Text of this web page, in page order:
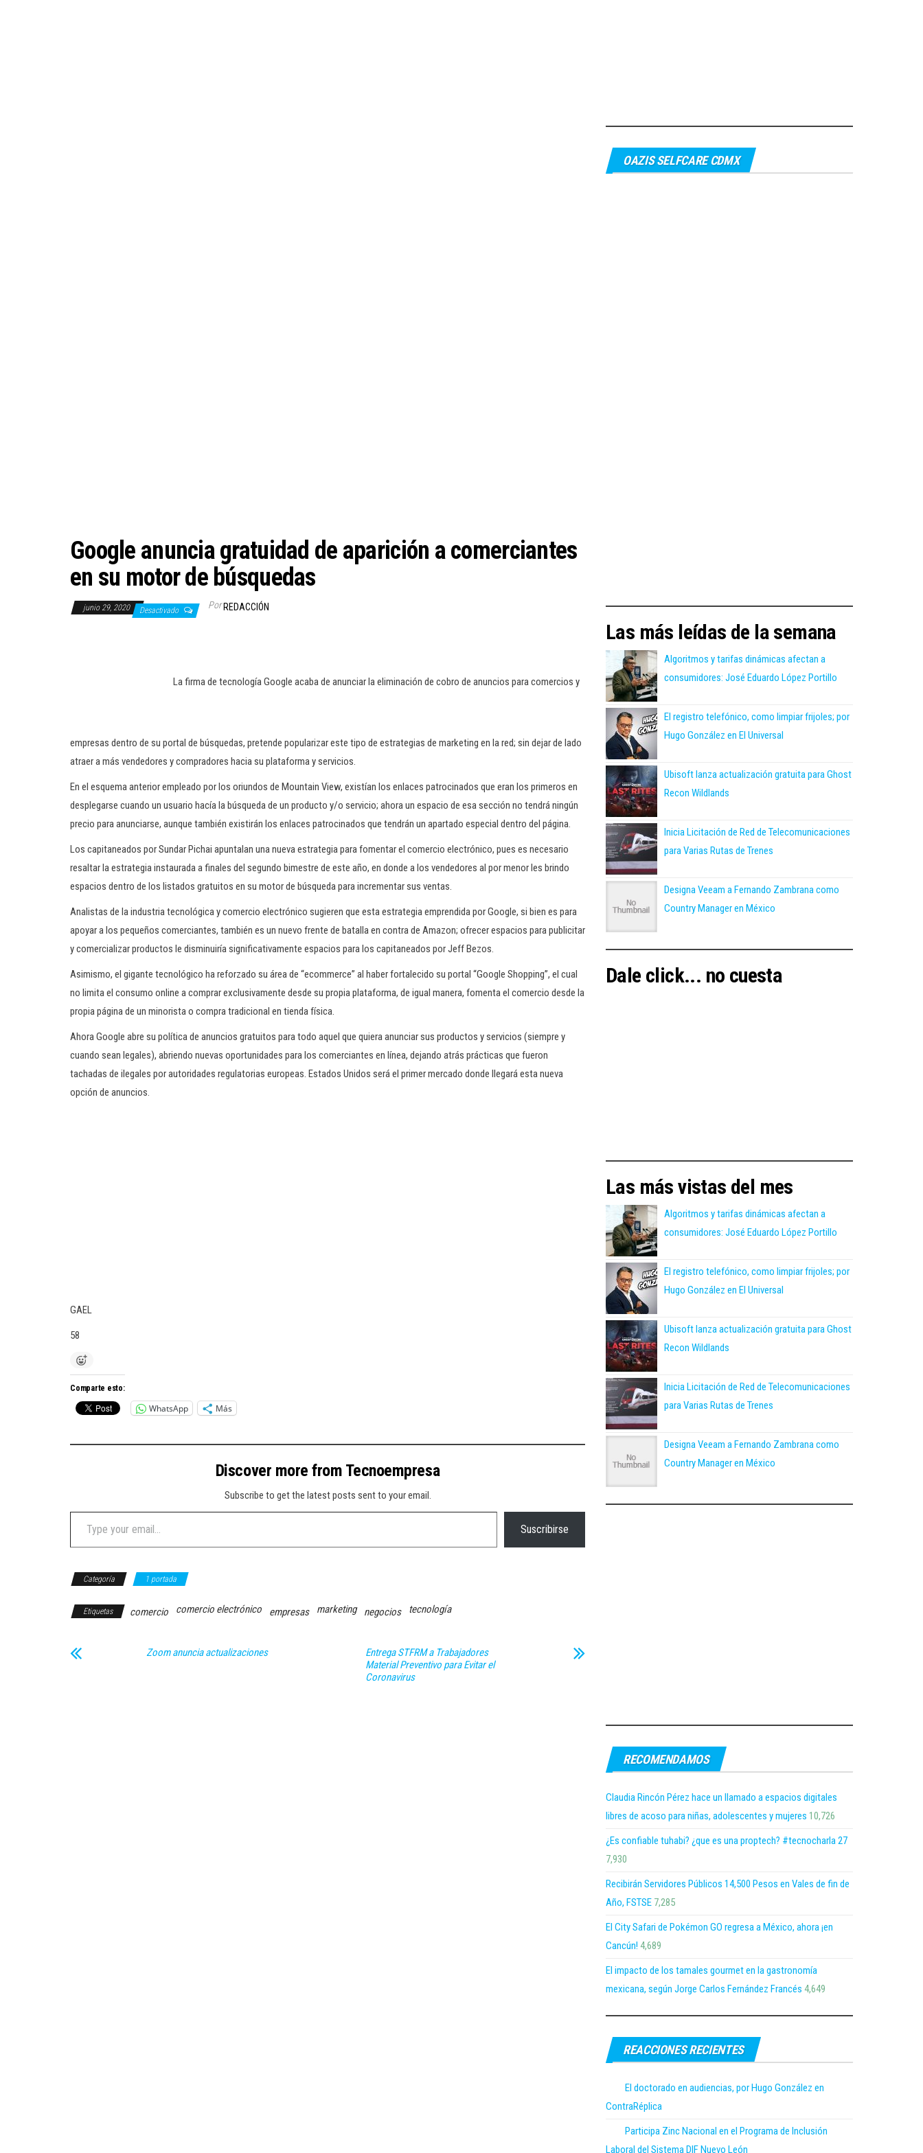
Google anuncia gratuidad de aparición a comerciantes
en su motor de búsquedas
junio 29, 2020 Desactivado Por REDACCIÓN
La firma de tecnología Google acaba de anunciar la eliminación de cobro de anuncios para comercios y
empresas dentro de su portal de búsquedas, pretende popularizar este tipo de estrategias de marketing en la red; sin dejar de lado
atraer a más vendedores y compradores hacia su plataforma y servicios.
En el esquema anterior empleado por los oriundos de Mountain View, existían los enlaces patrocinados que eran los primeros en
desplegarse cuando un usuario hacía la búsqueda de un producto y/o servicio; ahora un espacio de esa sección no tendrá ningún
precio para anunciarse, aunque también existirán los enlaces patrocinados que tendrán un apartado especial dentro del página.
Los capitaneados por Sundar Pichai apuntalan una nueva estrategia para fomentar el comercio electrónico, pues es necesario
resaltar la estrategia instaurada a finales del segundo bimestre de este año, en donde a los vendedores al por menor les brindo
espacios dentro de los listados gratuitos en su motor de búsqueda para incrementar sus ventas.
Analistas de la industria tecnológica y comercio electrónico sugieren que esta estrategia emprendida por Google, si bien es para
apoyar a los pequeños comerciantes, también es un nuevo frente de batalla en contra de Amazon; ofrecer espacios para publicitar
y comercializar productos le disminuiría significativamente espacios para los capitaneados por Jeff Bezos.
Asimismo, el gigante tecnológico ha reforzado su área de “ecommerce” al haber fortalecido su portal “Google Shopping”, el cual
no limita el consumo online a comprar exclusivamente desde su propia plataforma, de igual manera, fomenta el comercio desde la
propia página de un minorista o compra tradicional en tienda física.
Ahora Google abre su política de anuncios gratuitos para todo aquel que quiera anunciar sus productos y servicios (siempre y
cuando sean legales), abriendo nuevas oportunidades para los comerciantes en línea, dejando atrás prácticas que fueron
tachadas de ilegales por autoridades regulatorias europeas. Estados Unidos será el primer mercado donde llegará esta nueva
opción de anuncios.
GAEL
58
Comparte esto:
WhatsApp Más
Discover more from Tecnoempresa
Subscribe to get the latest posts sent to your email.
Type your email…
Suscribirse
Categoría 1 portada
Etiquetas comercio comercio electrónico empresas marketing negocios tecnología
Zoom anuncia actualizaciones
Entrega STFRM a Trabajadores
Material Preventivo para Evitar el
Coronavirus
OAZIS SELFCARE CDMX
Las más leídas de la semana
Algoritmos y tarifas dinámicas afectan a
consumidores: José Eduardo López Portillo
El registro telefónico, como limpiar frijoles; por
Hugo González en El Universal
Ubisoft lanza actualización gratuita para Ghost
Recon Wildlands
Inicia Licitación de Red de Telecomunicaciones
para Varias Rutas de Trenes
Designa Veeam a Fernando Zambrana como
Country Manager en México
Dale click... no cuesta
Las más vistas del mes
Algoritmos y tarifas dinámicas afectan a
consumidores: José Eduardo López Portillo
El registro telefónico, como limpiar frijoles; por
Hugo González en El Universal
Ubisoft lanza actualización gratuita para Ghost
Recon Wildlands
Inicia Licitación de Red de Telecomunicaciones
para Varias Rutas de Trenes
Designa Veeam a Fernando Zambrana como
Country Manager en México
RECOMENDAMOS
Claudia Rincón Pérez hace un llamado a espacios digitales
libres de acoso para niñas, adolescentes y mujeres 10,726
¿Es confiable tuhabi? ¿que es una proptech? #tecnocharla 27
7,930
Recibirán Servidores Públicos 14,500 Pesos en Vales de fin de
Año, FSTSE 7,285
El City Safari de Pokémon GO regresa a México, ahora ¡en
Cancún! 4,689
El impacto de los tamales gourmet en la gastronomía
mexicana, según Jorge Carlos Fernández Francés 4,649
REACCIONES RECIENTES
El doctorado en audiencias, por Hugo González en
ContraRéplica
Participa Zinc Nacional en el Programa de Inclusión
Laboral del Sistema DIF Nuevo León